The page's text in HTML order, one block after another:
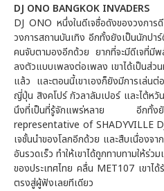
DJ ONO BANGKOK INVADERS
DJ ONO หนึ่งในดีเจชื่อดังของวงการ
วงการสถานบันเทิง อีกทั้งยังเป็นนักป
คนจับตามองอีกด้วย ยากที่จะมีดีเจที่มี
ลงตัวแบบเพลงต่อเพลง เขาได้เป็นส่ว
แล้ว และตอนนี้เขาเองก็ยังมีการเล่น
ญี่ปุ่น สิงคโปร์ กัวลาลัมเปอร์ และไต้หวั
นึงที่เป็นที่รู้จักแพร่หลาย อีกทั้ง
representative of SHADYVILLE
เจชั้นนำของโลกอีกด้วย และสืบเนื่องจา
อันรวดเร็ว ทำให้เขาได้ถูกทาบทามให้ร่
ของประเทศไทย คลื่น MET107 เขาไ
ตรงสู่ผู้ฟังเลยทีเดียว